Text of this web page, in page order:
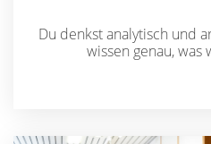
Du denkst analytisch und
wissen genau, was